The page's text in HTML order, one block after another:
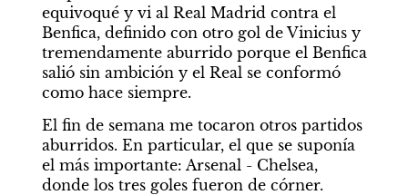
equivoqué y vi al Real Madrid contra el
Benfica, definido con otro gol de Vinicius y
tremendamente aburrido porque el Benfica
salió sin ambición y el Real se conformó
como hace siempre.
El fin de semana me tocaron otros partidos
aburridos. En particular, el que se suponía
el más importante: Arsenal - Chelsea,
donde los tres goles fueron de córner.